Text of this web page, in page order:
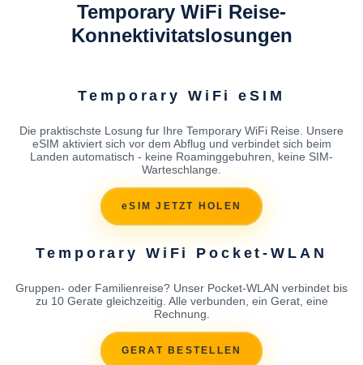
Temporary WiFi Reise-
Konnektivitatslosungen
Temporary WiFi eSIM
Die praktischste Losung fur Ihre Temporary WiFi Reise. Unsere
eSIM aktiviert sich vor dem Abflug und verbindet sich beim
Landen automatisch - keine Roaminggebuhren, keine SIM-
Warteschlange.
eSIM JETZT HOLEN
Temporary WiFi Pocket-WLAN
Gruppen- oder Familienreise? Unser Pocket-WLAN verbindet bis
zu 10 Gerate gleichzeitig. Alle verbunden, ein Gerat, eine
Rechnung.
GERAT BESTELLEN